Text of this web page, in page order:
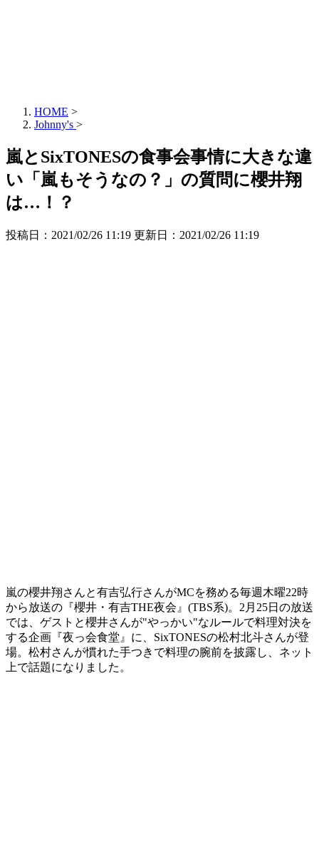
HOME >
Johnny's >
嵐とSixTONESの食事会事情に大きな違
い「嵐もそうなの？」の質問に櫻井翔
は…！？
投稿日：2021/02/26 11:19 更新日： 2021/02/26 11:19
嵐の櫻井翔さんと有吉弘行さんがMCを務める毎週木曜22時
から放送の『櫻井・有吉THE夜会』(TBS系)。2月25日の放送
では、ゲストと櫻井さんが"やっかい"なルールで料理対決を
する企画『夜っ会食堂』に、SixTONESの松村北斗さんが登
場。松村さんが慣れた手つきで料理の腕前を披露し、ネット
上で話題になりました。